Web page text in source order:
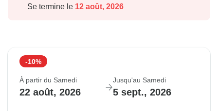
Se termine le 12 août, 2026
-10%
À partir du Samedi
22 août, 2026
Jusqu'au Samedi
5 sept., 2026